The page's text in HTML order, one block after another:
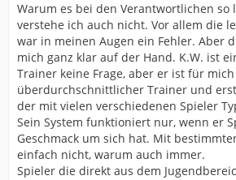
Warum es bei den Verantwortlichen so
verstehe ich auch nicht. Vor allem die
war in meinen Augen ein Fehler. Aber
mich ganz klar auf der Hand. K.W. ist
Trainer keine Frage, aber er ist für
überdurchschnittlicher Trainer und
der mit vielen verschiedenen Spieler
Sein System funktioniert nur, wenn er
Geschmack um sich hat. Mit
einfach nicht, warum auch immer.
Spieler die direkt aus dem